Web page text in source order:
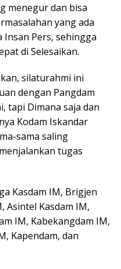
menegur dan bisa
yang ada
Pers, sehingga
di Selesaikan.
silaturahmi ini
dengan Pangdam
tapi Dimana saja dan
Kodam Iskandar
sama saling
tugas
Kasdam IM, Brigjen
Asintel Kasdam IM,
IM, Kabekangdam IM,
Kapendam, dan